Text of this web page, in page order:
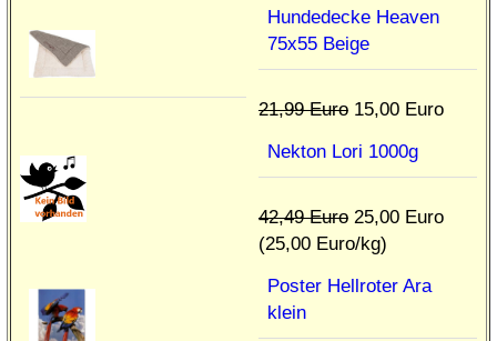
Hundedecke Heaven
75x55 Beige
21,99 Euro 15,00 Euro
Nekton Lori 1000g
42,49 Euro 25,00 Euro
(25,00 Euro/kg)
Poster Hellroter Ara
klein